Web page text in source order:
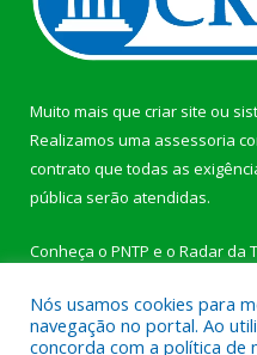
Muito mais que criar site ou
Realizamos uma assessoria
contrato que todas as
pública serão atendidas.
Conheça o PNTP e o Radar da
Nós usamos cookies para
navegação no portal. Ao
concorda com a política de